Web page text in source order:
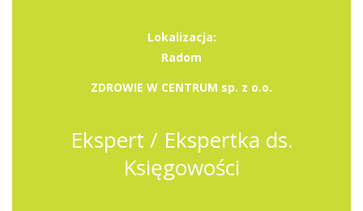
Lokalizacja:
Radom
ZDROWIE W CENTRUM sp. z o.o.
Ekspert / Ekspertka ds.
Księgowości